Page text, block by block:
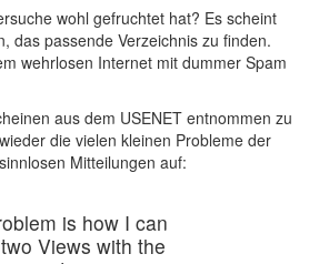
wohl gefruchtet hat? Es scheint
das passende Verzeichnis zu finden.
wehrlosen Internet mit dummer Spam
aus dem USENET entnommen zu
die vielen kleinen Probleme der
Mitteilungen auf:
is how I can
Views with the